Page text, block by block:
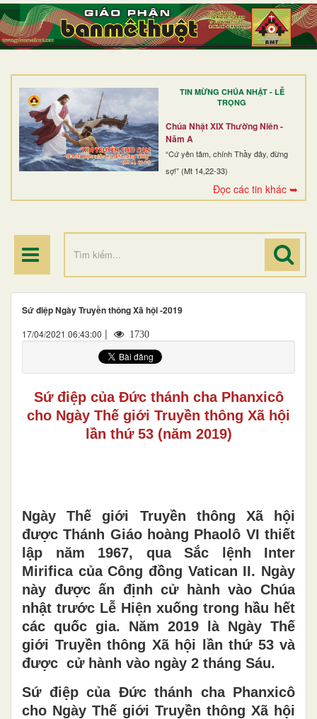
TIN MỪNG CHÚA NHẬT - LỄ
TRỌNG
Chúa Nhật XIX Thường Niên -
Năm A
“Cứ yên tâm, chính Thầy đây, đừng
sợ!” (Mt 14,22-33)
Đọc các tin khác ➥
TRANG NHẤT
GIỚI THIỆU
DÒNG TU
BAN MỤC VỤ
ĐOÀN THỂ CG
Sứ điệp Ngày Truyền thông Xã hội -2019
17/04/2021 06:43:00 | 1730
Sứ điệp của Đức thánh cha Phanxicô
cho Ngày Thế giới Truyền thông Xã hội
lần thứ 53 (năm 2019)
Ngày Thế giới Truyền thông Xã hội
được Thánh Giáo hoàng Phaolô VI thiết
lập năm 1967, qua Sắc lệnh Inter
Mirifica của Công đồng Vatican II. Ngày
này được ấn định cử hành vào Chúa
nhật trước Lễ Hiện xuống trong hầu hết
các quốc gia. Năm 2019 là Ngày Thế
giới Truyền thông Xã hội lần thứ 53 và
được cử hành vào ngày 2 tháng Sáu.
Sứ điệp của Đức thánh cha Phanxicô
cho Ngày Thế giới Truyền thông Xã hội